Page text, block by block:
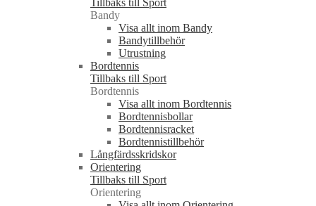
Tillbaks till Sport
Bandy
Visa allt inom Bandy
Bandytillbehör
Utrustning
Bordtennis
Tillbaks till Sport
Bordtennis
Visa allt inom Bordtennis
Bordtennisbollar
Bordtennisracket
Bordtennistillbehör
Långfärdsskridskor
Orientering
Tillbaks till Sport
Orientering